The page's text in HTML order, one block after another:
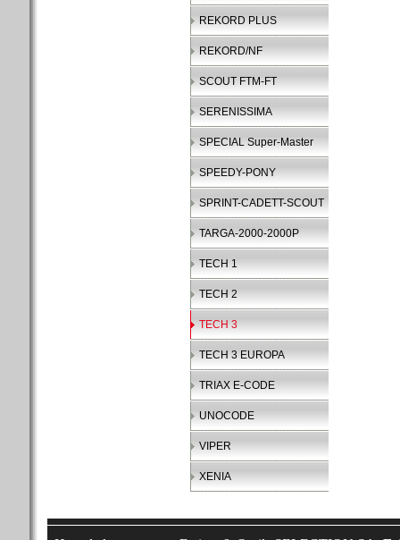
REKORD PLUS
REKORD/NF
SCOUT FTM-FT
SERENISSIMA
SPECIAL Super-Master
SPEEDY-PONY
SPRINT-CADETT-SCOUT
TARGA-2000-2000P
TECH 1
TECH 2
TECH 3
TECH 3 EUROPA
TRIAX E-CODE
UNOCODE
VIPER
XENIA